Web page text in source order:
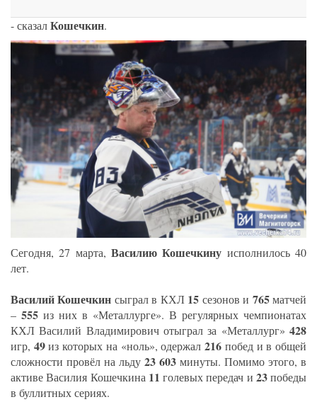
- сказалКошечкин.
Сегодня, 27 марта, Василию Кошечкину исполнилось 40
лет.
Василий Кошечкин сыграл в КХЛ 15 сезонов и 765матчей
– 555 из них в «Металлурге». В регулярных чемпионатах
КХЛ Василий Владимирович отыграл за «Металлург» 428
игр, 49из которых на «ноль», одержал216 побед и в общей
сложности провёл на льду 23 603 минуты. Помимо этого, в
активе Василия Кошечкина 11 голевых передач и 23победы
в буллитных сериях.